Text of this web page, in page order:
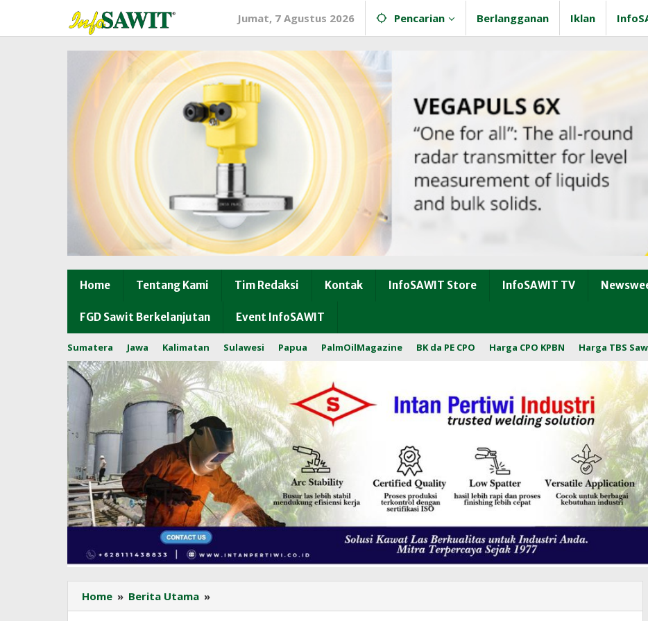
konten
Jumat, 7 Agustus 2026 Pencarian Berlangganan Iklan
Home Tentang Kami Tim Redaksi Kontak InfoSAWIT Store InfoSAWIT TV
FGD Sawit Berkelanjutan Event InfoSAWIT
Sumatera Jawa Kalimatan Sulawesi Papua PalmOilMagazine BK da PE CPO Harga CPO KPBN Harga TBS
Home » Berita Utama »
Polri